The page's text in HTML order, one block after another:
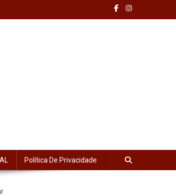
Política De Privacidade